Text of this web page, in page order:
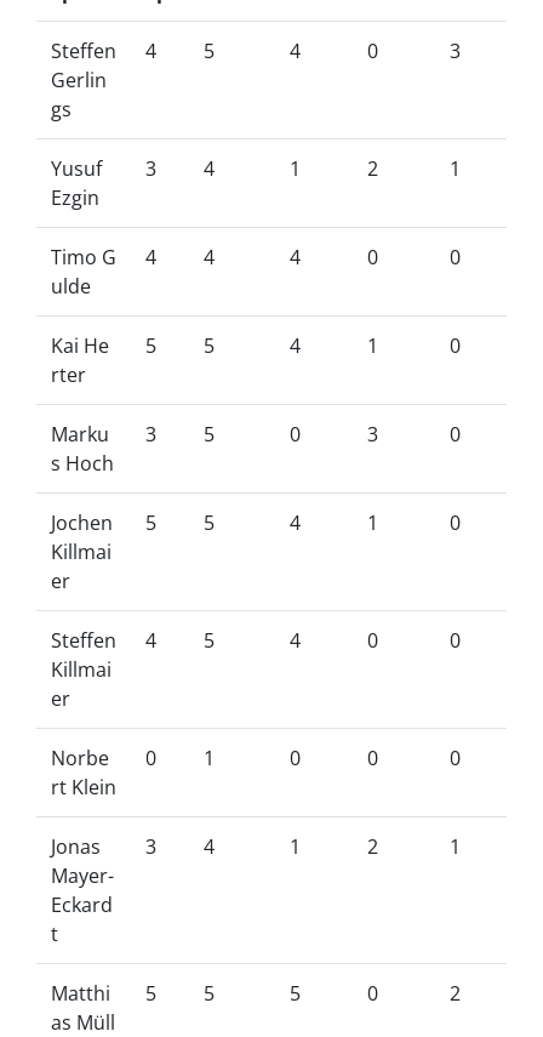
Steffen
Gerlin
gs
4 5 4 0 3
Yusuf
Ezgin
3 4 1 2 1
Timo G
ulde
4 4 4 0 0
Kai He
rter
5 5 4 1 0
Marku
s Hoch
3 5 0 3 0
Jochen
Killmai
er
5 5 4 1 0
Steffen
Killmai
er
4 5 4 0 0
Norbe
rt Klein
0 1 0 0 0
Jonas
Mayer-
Eckard
t
3 4 1 2 1
Matthi
as Müll
5 5 5 0 2